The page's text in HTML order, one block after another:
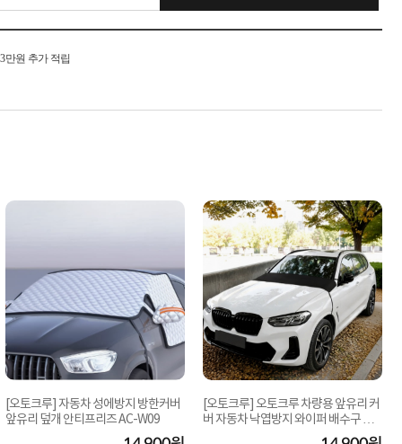
만원 추가 적립
[오토크루] 자동차 성에방지 방한커버
앞유리 덮개 안티프리즈 AC-W09
[오토크루] 오토크루 차량용 앞유리 커
버 자동차 낙엽방지 와이퍼 배수구 본